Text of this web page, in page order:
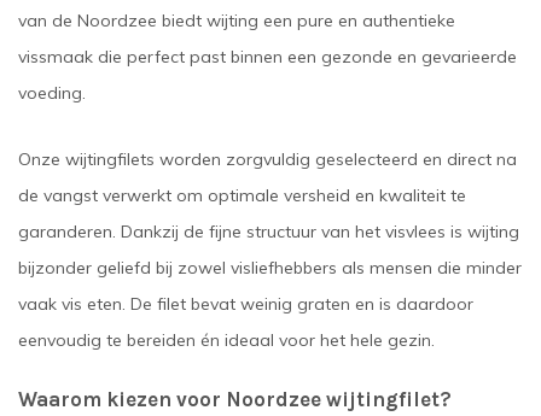
van de Noordzee biedt wijting een pure en authentieke
vissmaak die perfect past binnen een gezonde en gevarieerde
voeding.
Onze wijtingfilets worden zorgvuldig geselecteerd en direct na
de vangst verwerkt om optimale versheid en kwaliteit te
garanderen. Dankzij de fijne structuur van het visvlees is wijting
bijzonder geliefd bij zowel visliefhebbers als mensen die minder
vaak vis eten. De filet bevat weinig graten en is daardoor
eenvoudig te bereiden én ideaal voor het hele gezin.
Waarom kiezen voor Noordzee wijtingfilet?